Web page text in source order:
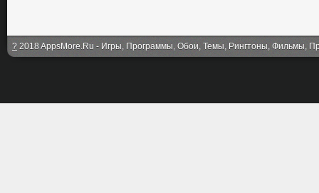
? 2018 AppsMore.Ru - Игры, Программы, Обои, Темы, Рингтоны, Фильмы,